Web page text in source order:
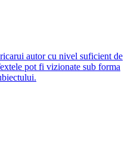
autor cu nivel suficient de
pot fi vizionate sub forma